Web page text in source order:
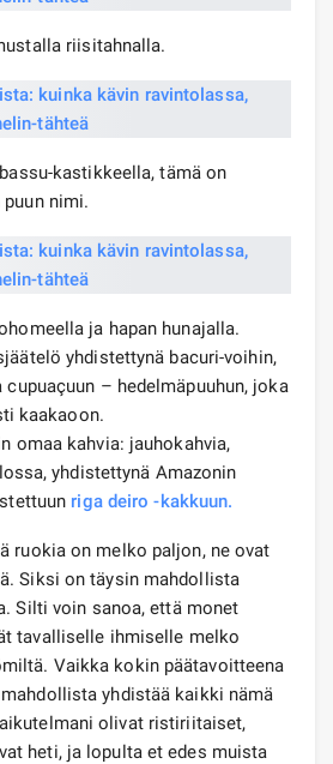
riisitahnalla.
kastikkeella, tämä on
puun nimi.
ja hapan hunajalla.
yhdistettynä bacuri-voihin,
cupuaçuun – hedelmäpuuhun, joka
kaakaoon.
omaa kahvia: jauhokahvia,
yhdistettynä Amazonin
riga deiro -kakkuun.
ruokia on melko paljon, ne ovat
Siksi on täysin mahdollista
Silti voin sanoa, että monet
tavalliselle ihmiselle melko
Vaikka kokin päätavoitteena
yhdistää kaikki nämä
olivat ristiriitaiset,
heti, ja lopulta et edes muista